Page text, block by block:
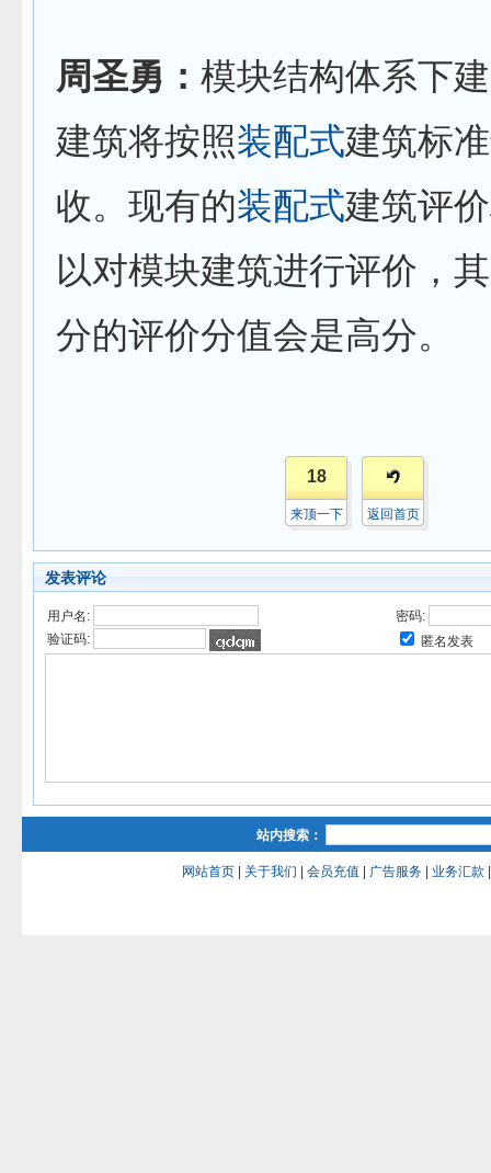
周圣勇： 模块结构体系下
建筑将按照装配式建筑标
收。现有的装配式建筑评
以对模块建筑进行评价，
分的评价分值会是高分。
18
来顶一下 返回首页
发表评论
用户名:
密码:
验证码:
匿名发表
站内搜索：
网站首页 关于我们 会员充值 广告服务 业务汇款